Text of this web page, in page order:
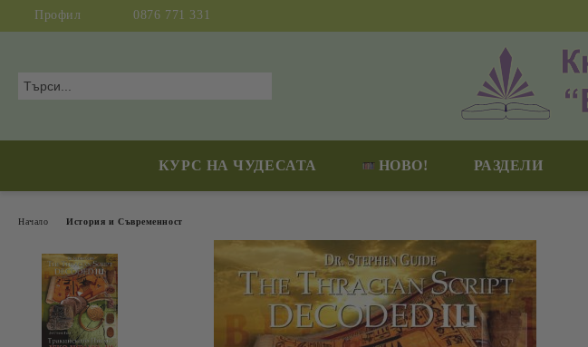
Профил 0876 771 331
КУРС НА ЧУДЕСАТА НОВО! РАЗДЕЛИ
Начало История и Съвременност